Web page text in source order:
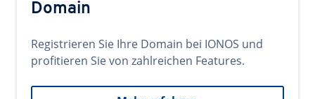
Domain
Registrieren Sie Ihre Domain bei IONOS und
profitieren Sie von zahlreichen Features.